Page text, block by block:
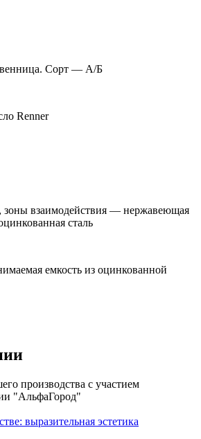
Сорт — А/Б
Renner
зоны взаимодействия — нержавеющая
сталь
емкость из оцинкованной
производства с участием
"АльфаГород"
выразительная эстетика